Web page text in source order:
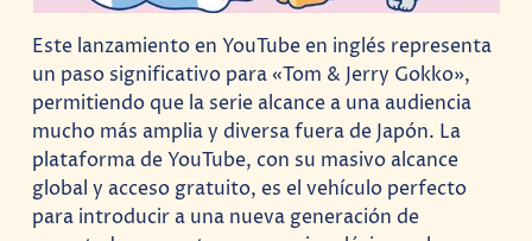
Este lanzamiento en YouTube en inglés representa
un paso significativo para «Tom & Jerry Gokko»,
permitiendo que la serie alcance a una audiencia
mucho más amplia y diversa fuera de Japón. La
plataforma de YouTube, con su masivo alcance
global y acceso gratuito, es el vehículo perfecto
para introducir a una nueva generación de